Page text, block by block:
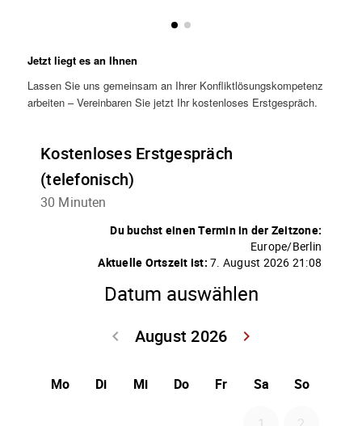
Jetzt liegt es an Ihnen
Lassen Sie uns gemeinsam an Ihrer Konfliktlösungskompetenz
arbeiten – Vereinbaren Sie jetzt Ihr kostenloses Erstgespräch.